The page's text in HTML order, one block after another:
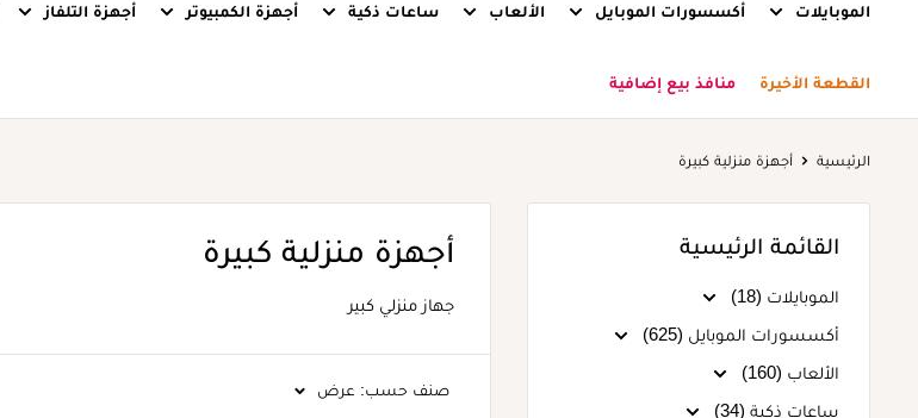
الموبايلات أكسسورات الموبايل الألعاب ساعات ذكية أجهزة الكمبيوتر أجهزة التلفاز
القطعة الأخيرة منافذ بيع إضافية
الرئيسية أجهزة منزلية كبيرة
القائمة الرئيسية
الموبايلات (18)
أكسسورات الموبايل (625)
الألعاب (160)
ساعات ذكية (34)
أجهزة منزلية كبيرة
جهاز منزلي كبير
صنف حسب: عرض